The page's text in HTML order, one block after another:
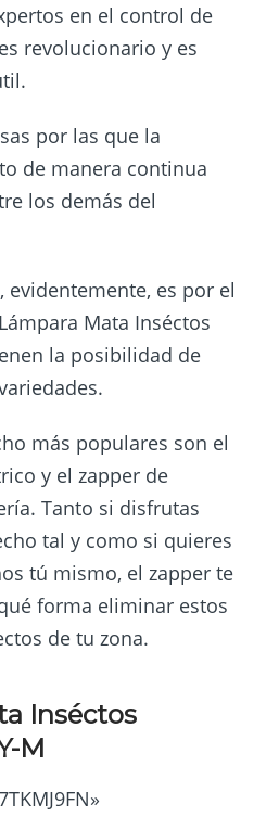
en el control de
revolucionario y es
por las que la
de manera continua
los demás del
evidentemente, es por el
Mata Inséctos
la posibilidad de
más populares son el
y el zapper de
Tanto si disfrutas
tal y como si quieres
tú mismo, el zapper te
forma eliminar estos
de tu zona.
Inséctos
M